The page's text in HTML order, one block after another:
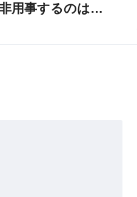
用事するのは…